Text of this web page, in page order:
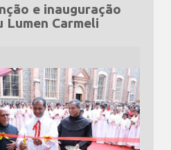
e inauguração
Lumen Carmeli